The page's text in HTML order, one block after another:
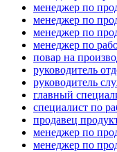
менеджер по
менеджер по
менеджер по
менеджер по
повар на
руководитель
руководитель
главный
специалист по
продавец
менеджер по
менеджер по